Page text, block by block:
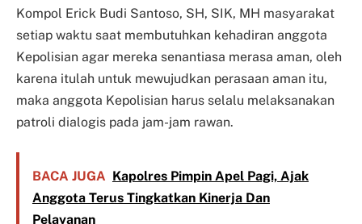
Kompol Erick Budi Santoso, SH, SIK, MH masyarakat
setiap waktu saat membutuhkan kehadiran anggota
Kepolisian agar mereka senantiasa merasa aman, oleh
karena itulah untuk mewujudkan perasaan aman itu,
maka anggota Kepolisian harus selalu melaksanakan
patroli dialogis pada jam-jam rawan.
BACA JUGA Kapolres Pimpin Apel Pagi, Ajak
Anggota Terus Tingkatkan Kinerja Dan
Pelayanan